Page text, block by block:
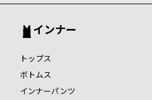
インナー
トップス
ボトムス
インナーパンツ